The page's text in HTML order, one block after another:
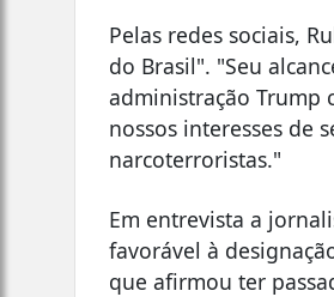
Pelas redes sociais,
do Brasil". "Seu
administração Trump
nossos interesses de
narcoterroristas."
Em entrevista a
favorável à
que afirmou ter